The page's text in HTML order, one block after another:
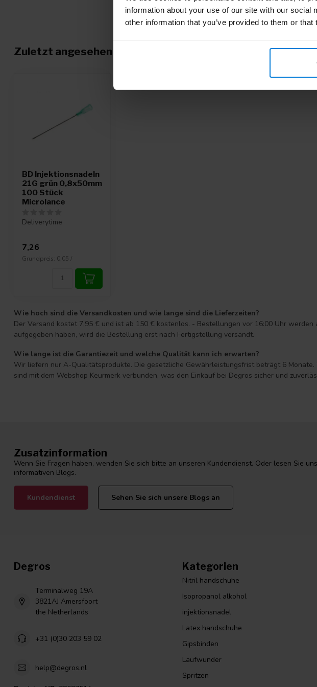
information about your use of our site with our
other information that you’ve provided to them or
Zuletzt angesehen
BD Injektionsnadeln
21G grün 0,8x50mm
100 Stück
Microlance
Deliverytime
7,26
Grundpreis: 0,05 /
Wie hoch sind die Versandkosten und wie lange sind die Lieferzeiten?
Der Versand kostet 7,95 € und ist ab 150 € kostenlos. - Bestellungen vor 16:00 Uhr
aufgegeben haben, wird die Bestellung erst nach Fertigstellung versandt.
Wie lange ist die Garantiezeit und welche Qualität kann ich erwarten?
Wir liefern nur A-Qualitätsprodukte. Die gesetzliche Gewährleistungsfrist beträgt 6
sind mit dem Webshop Keurmerk verbunden, was den Einkauf bei Degros sicher und
Zusatzinformation
Wenn Sie Fragen haben, wenden Sie sich bitte an unseren Kundendienst. Oder lesen Sie
informativen Blogs.
Kundendienst Sehen Sie sich unsere Blogs an
Degros
Terminalweg 19A
3821AJ Amersfoort
the Netherlands
+31 (0)30 203 59 02
help@degros.nl
Kategorien
Nitril handschuhe
Isopropanol alkohol
injektionsnadel
Latex handschuhe
Gipsbinden
Laufwunder
Spritzen